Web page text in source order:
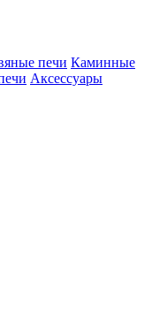
печи Каминные
Аксессуары